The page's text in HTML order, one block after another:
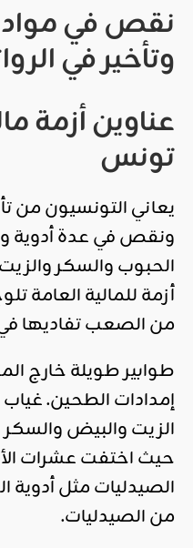
نقص في مواد
وتأخير في
عناوين أزمة
تونس
يعاني التونسيون من
ونقص في عدة أدوية
الحبوب والسكر
أزمة للمالية العامة
من الصعب تفاديها
طوابير طويلة خارج
إمدادات الطحين.
الزيت والبيض والسكر
حيث اختفت عشرات
الصيدليات مثل
من الصيدليات.